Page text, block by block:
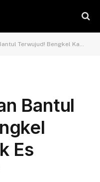
Bengkel Kapal & Pabrik Es Segera Hadir
Bantul
Es